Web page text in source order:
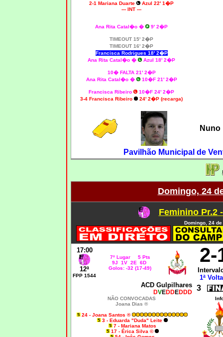
2-1 Mariana Duarte
Azul 22' 1�P
--- INT ---
Ana Rita Catal�o � 9' 2�P
TIMEOUT 15' 2�P
TIMEOUT 16' 2�P
Francisca Rodrigues 18' 2�P
Ana Rita Catal�o �
Azul 18' 2�P
10� FALTA 21' 2�P
Ana Rita Catal�o �
10�F 21' 2�P
Francisca Ribeiro
10�F 24' 2�P
3-4 Francisca Ribeiro
24' 2�P (recarga)
Nuno
Pavilhão Municipal de
Domingo, 24
Feminino Pr.2
Domingo, 24
17:00
12ª
FPP 1544
7º Lugar 5 Pts
9J 1V 2E 6D
Golos: -32 (17-49)
2-
1ª
ACD Gulpilhares
DVEDDEDDD 3
NÃO CONVOCADAS
Joana Dias ®
24 - Joana Santos ®
3 - Eduarda "Duda" Leite
7 - Mariana Matos
17 - Érica Silva ©